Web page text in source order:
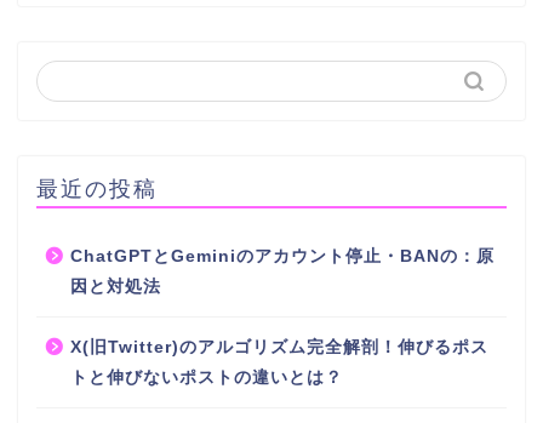
最近の投稿
ChatGPTとGeminiのアカウント停止・BANの：原
因と対処法
X(旧Twitter)のアルゴリズム完全解剖！伸びるポス
トと伸びないポストの違いとは？